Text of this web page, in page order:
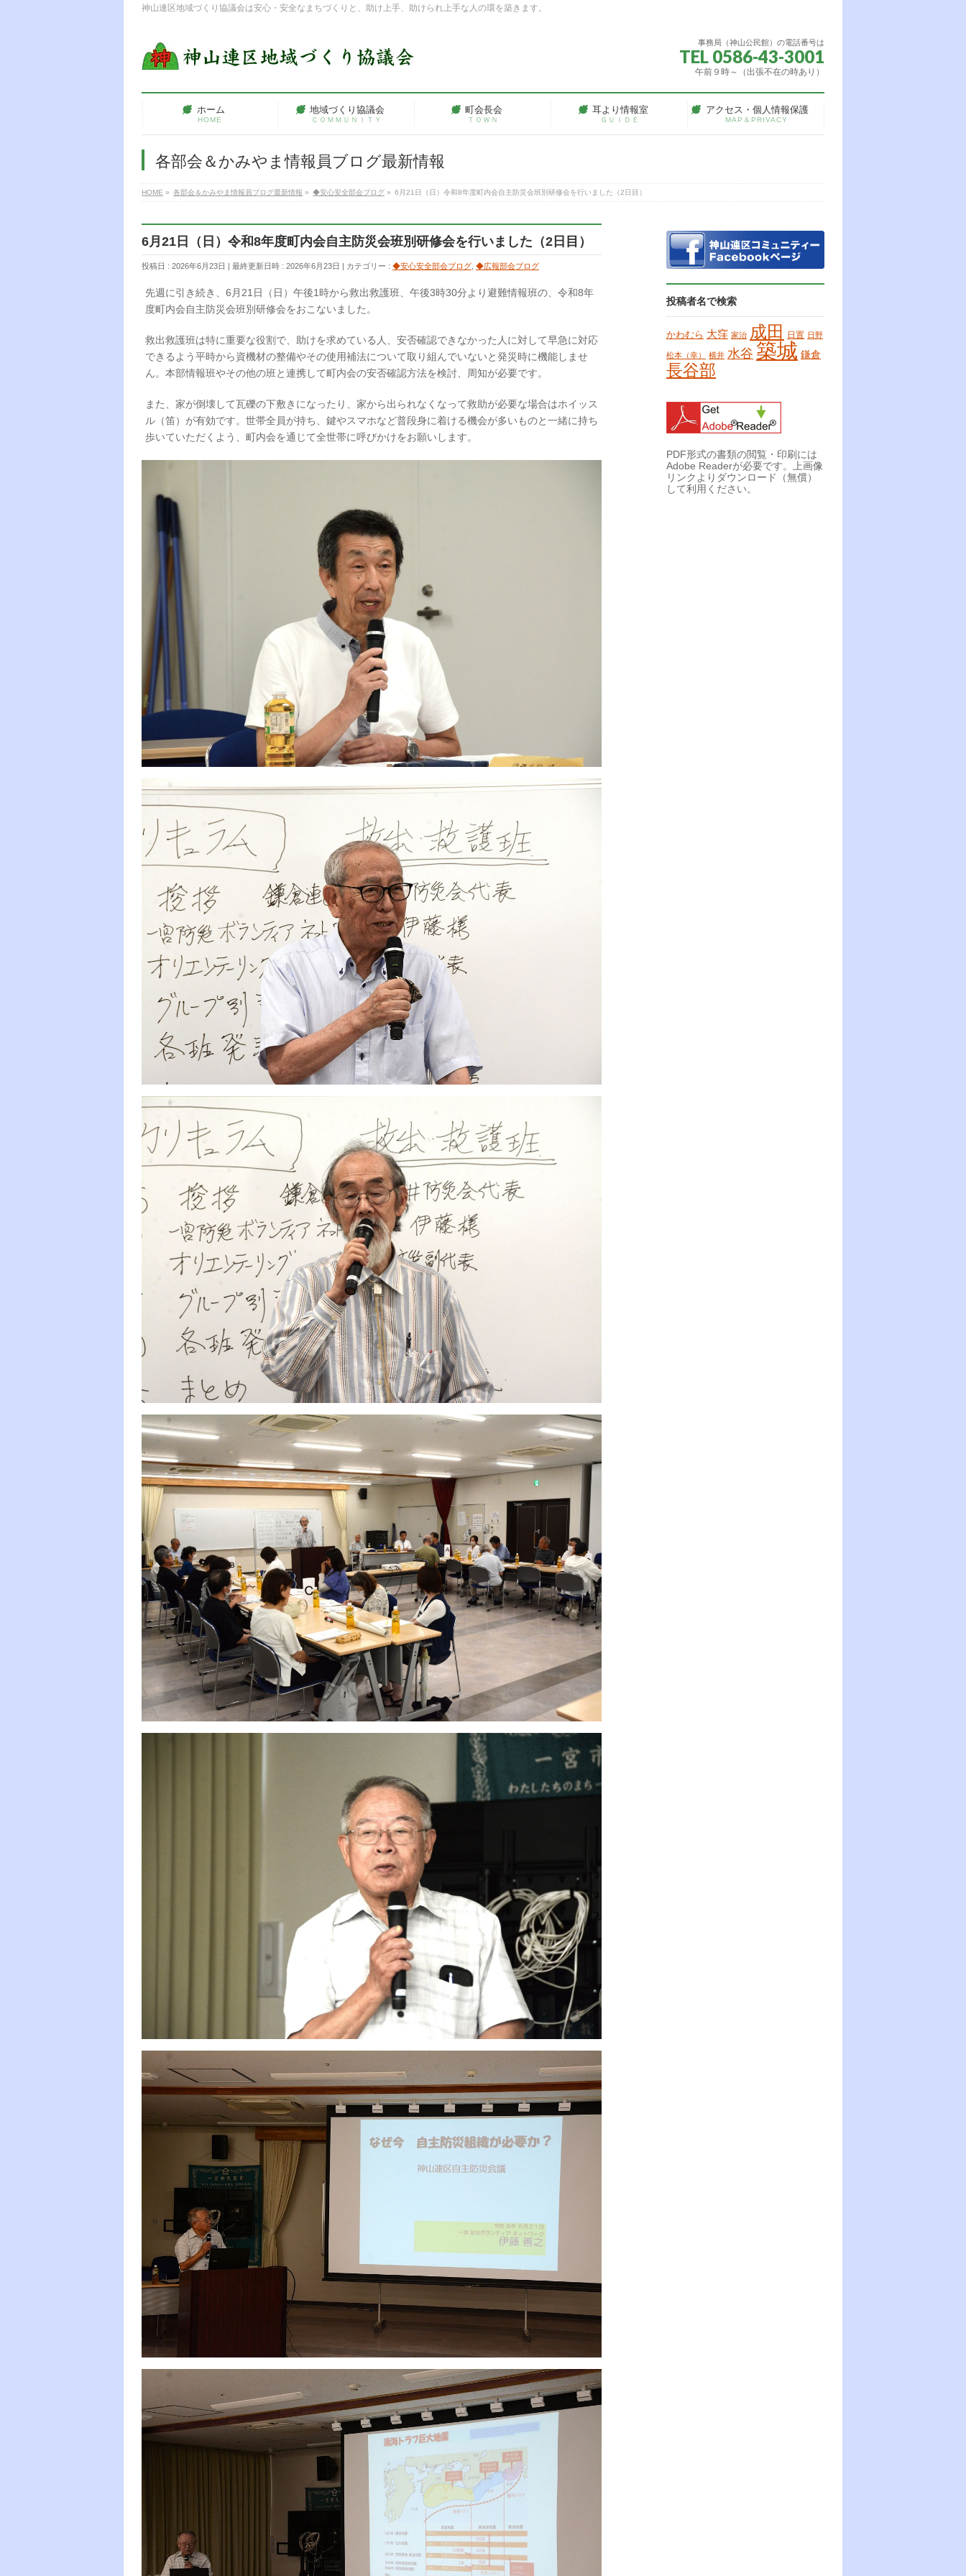
神山連区地域づくり協議会は安心・安全なまちづくりと、助け上手、助けられ上手な人の環を築きます。
事務局（神山公民館）の電話番号は
TEL 0586-43-3001
午前９時～（出張不在の時あり）
ホーム
HOME
地域づくり協議会
ＣＯＭＭＵＮＩＴＹ
町会長会
ＴＯＷＮ
耳より情報室
ＧＵＩＤＥ
アクセス・個人情報保護
MAP＆PRIVACY
各部会＆かみやま情報員ブログ最新情報
HOME » 各部会＆かみやま情報員ブログ最新情報 » ◆安心安全部会ブログ » 6月21日（日）令和8年度町内会自主防災会班別研修会を行いました（2日目）
6月21日（日）令和8年度町内会自主防災会班別研修会を行いました（2日目）
投稿日 : 2026年6月23日 最終更新日時 : 2026年6月23日 カテゴリー : ◆安心安全部会ブログ ◆広報部会ブログ
先週に引き続き、6月21日（日）午後1時から救出救護班、午後3時30分より避難情報班の、令和8年
度町内会自主防災会班別研修会をおこないました。
救出救護班は特に重要な役割で、助けを求めている人、安否確認できなかった人に対して早急に対応
できるよう平時から資機材の整備やその使用補法について取り組んでいないと発災時に機能しませ
ん。本部情報班やその他の班と連携して町内会の安否確認方法を検討、周知が必要です。
また、家が倒壊して瓦礫の下敷きになったり、家から出られなくなって救助が必要な場合はホイッス
ル（笛）が有効です。世帯全員が持ち、鍵やスマホなど普段身に着ける機会が多いものと一緒に持ち
歩いていただくよう、町内会を通じて全世帯に呼びかけをお願いします。
投稿者名で検索
かわむら 大窪 家治 成田 日置 日野
松本（幸） 横井 水谷 築城 鎌倉
長谷部
PDF形式の書類の閲覧・印刷には
Adobe Readerが必要です。上画像
リンクよりダウンロード（無償）
して利用ください。